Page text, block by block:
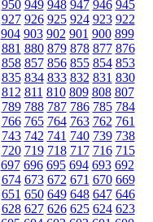
950 949 948 947 946 945
927 926 925 924 923 922
904 903 902 901 900 899
881 880 879 878 877 876
858 857 856 855 854 853
835 834 833 832 831 830
812 811 810 809 808 807
789 788 787 786 785 784
766 765 764 763 762 761
743 742 741 740 739 738
720 719 718 717 716 715
697 696 695 694 693 692
674 673 672 671 670 669
651 650 649 648 647 646
628 627 626 625 624 623